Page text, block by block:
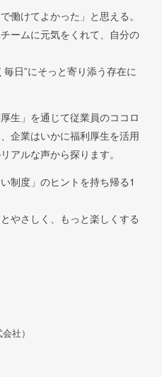
働けてよかった」と思える。
ームに元気をくれて、自分の
日”にそっと寄り添う存在に
生」を通じて従業員のココロ
企業はいかに福利厚生を活用
アルな声から探ります。
制度」のヒントを持ち帰る1
やさしく、もっと楽しくする
社）